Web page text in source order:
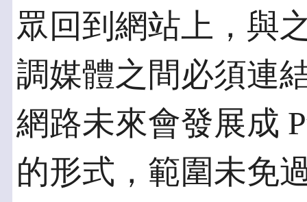
眾回到網站上，與
調媒體之間必須連
網路未來會發展成
的形式，範圍未免